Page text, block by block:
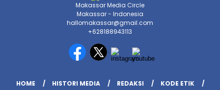
Makassar Media Circle
Makassar - Indonesia
hallomakassar@gmail.com
+628188943113
HOME HISTORI MEDIA REDAKSI
KODE ETIK